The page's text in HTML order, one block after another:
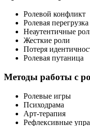
Ролевой конфликт
Ролевая перегрузка
Неаутентичные
Жесткие роли
Потеря
Ролевая путаница
Методы работы с
Ролевые игры
Психодрама
Арт-терапия
Рефлексивные